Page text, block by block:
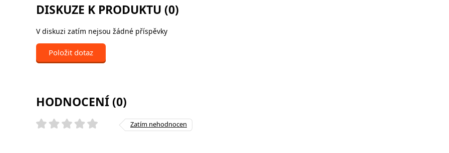
DISKUZE K PRODUKTU (0)
V diskuzi zatím nejsou žádné příspěvky
Položit dotaz
HODNOCENÍ (0)
Zatím nehodnocen